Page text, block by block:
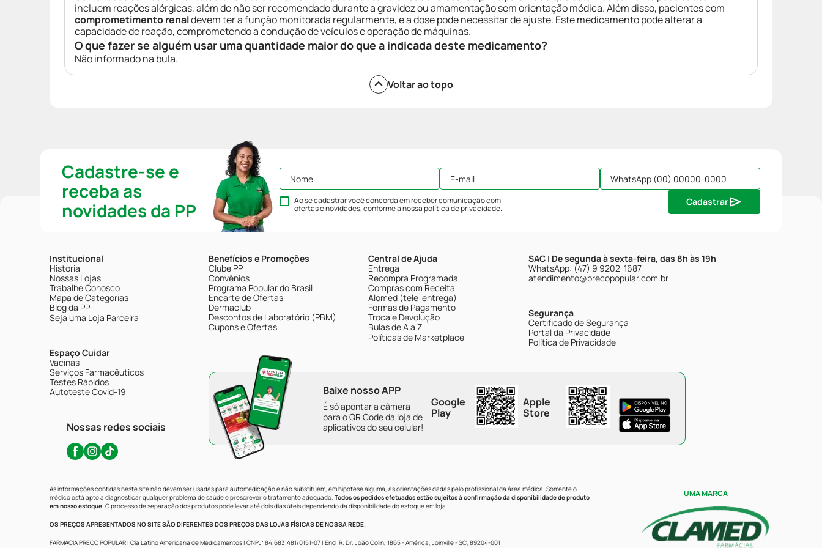
incluem reações alérgicas, além de não ser recomendado durante a gravidez ou amamentação sem orientação médica. Além disso, pacientes com
comprometimento renaldevem ter a função monitorada regularmente, e a dose pode necessitar de ajuste. Este medicamento pode alterar a
capacidade de reação, comprometendo a condução de veículos e operação de máquinas.
O que fazer se alguém usar uma quantidade maior do que a indicada deste medicamento?
Não informado na bula.
Voltar ao topo
Cadastre-se e
receba as
novidades da PP
Ao se cadastrar você concorda em receber comunicação com
ofertas e novidades, conforme a nossapolítica de privacidade.
Cadastrar
Institucional
História
Nossas Lojas
Trabalhe Conosco
Mapa de Categorias
Blog da PP
Seja uma Loja Parceira
Espaço Cuidar
Vacinas
Serviços Farmacêuticos
Testes Rápidos
Autoteste Covid-19
Nossas redes sociais
Benefícios e Promoções
Clube PP
Convênios
Programa Popular do Brasil
Encarte de Ofertas
Dermaclub
Descontos de Laboratório (PBM)
Cupons e Ofertas
Central de Ajuda
Entrega
Recompra Programada
Compras com Receita
Alomed (tele-entrega)
Formas de Pagamento
Troca e Devolução
Bulas de A a Z
Políticas de Marketplace
SAC | De segunda à sexta-feira, das 8h às 19h
WhatsApp: (47) 9 9202-1687
atendimento@precopopular.com.br
Segurança
Certificado de Segurança
Portal da Privacidade
Política de Privacidade
Baixe nosso APP
É só apontar a câmera
para o QR Code da loja de
aplicativos do seu celular!
Google
Play
Apple
Store
As informações contidas neste site não devem ser usadas para automedicação e não substituem, em hipótese alguma, as orientações dadas pelo profissional da área médica. Somente o
médico está apto a diagnosticar qualquer problema de saúde e prescrever o tratamento adequado. Todos os pedidos efetuados estão sujeitos à confirmação da disponibilidade de produto
em nosso estoque.O processo de separação dos produtos pode levar até dois dias úteis dependendo da disponibilidade do estoque em loja.
OS PREÇOS APRESENTADOS NO SITE SÃO DIFERENTES DOS PREÇOS DAS LOJAS FÍSICAS DE NOSSA REDE.
FARMÁCIA PREÇO POPULAR | Cia Latino Americana de Medicamentos | CNPJ: 84.683.481/0151-07 | End: R. Dr. João Colin, 1865 - América, Joinville - SC, 89204-001
UMA MARCA